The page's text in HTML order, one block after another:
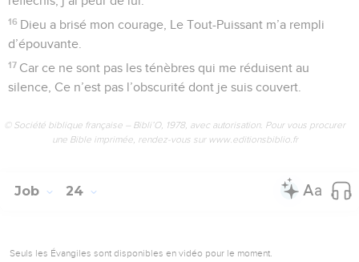
16 Dieu a brisé mon courage, Le Tout-Puissant m’a rempli
d’épouvante.
17 Car ce ne sont pas les ténèbres qui me réduisent au
silence, Ce n’est pas l’obscurité dont je suis couvert.
© Société biblique française – Bibli’O, 1978, avec autorisation. Pour vous procurer
une Bible imprimée, rendez-vous sur www.editionsbiblio.fr
Job 24
Seuls les Évangiles sont disponibles en vidéo pour le moment.